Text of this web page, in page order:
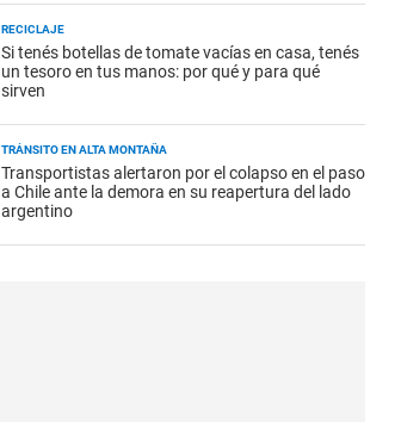
RECICLAJE
Si tenés botellas de tomate vacías en casa, tenés
un tesoro en tus manos: por qué y para qué
sirven
TRÁNSITO EN ALTA MONTAÑA
Transportistas alertaron por el colapso en el paso
a Chile ante la demora en su reapertura del lado
argentino